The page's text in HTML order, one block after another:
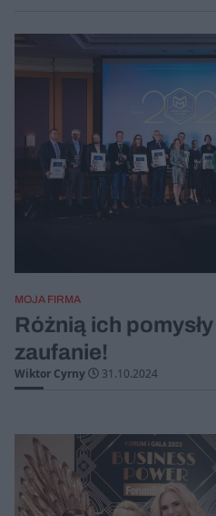
MOJA FIRMA
Różnią ich
zaufanie!
Wiktor Cyrny 31.10.2024